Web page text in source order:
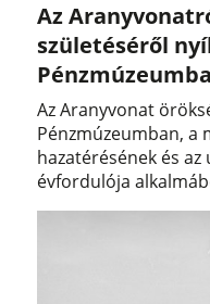
Az
születéséről
Az Aranyvonat
Pénzmúzeumban, a
hazatérésének és
évfordulója